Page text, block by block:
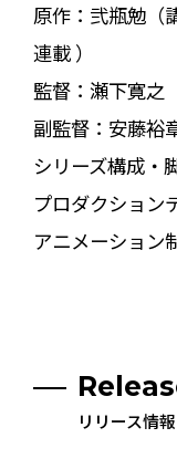
原作：弐瓶勉（
連載 ）
監督：瀬下寛之
副監督：安藤裕
シリーズ構成・
プロダクション
アニメーション
リリース情報